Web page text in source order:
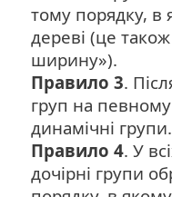
тому порядку, в
дереві (це
ширину»).
Правило 3.
груп на
динамічні групи.
Правило 4. У
дочірні групи